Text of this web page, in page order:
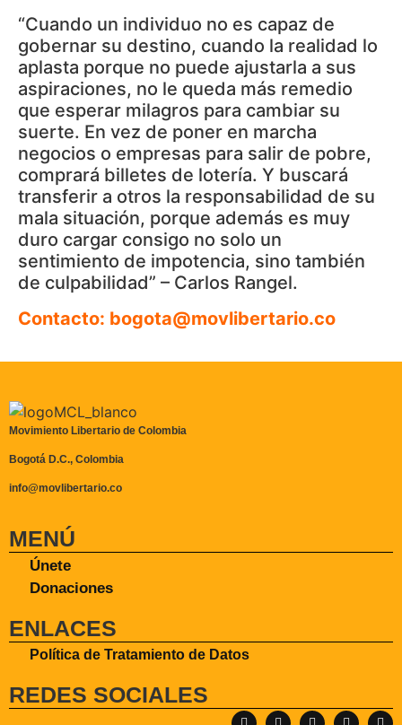
“Cuando un individuo no es capaz de
gobernar su destino, cuando la realidad lo
aplasta porque no puede ajustarla a sus
aspiraciones, no le queda más remedio
que esperar milagros para cambiar su
suerte. En vez de poner en marcha
negocios o empresas para salir de pobre,
comprará billetes de lotería. Y buscará
transferir a otros la responsabilidad de su
mala situación, porque además es muy
duro cargar consigo no solo un
sentimiento de impotencia, sino también
de culpabilidad” – Carlos Rangel.
Contacto: bogota@movlibertario.co
Movimiento Libertario de Colombia
Bogotá D.C., Colombia
info@movlibertario.co
MENÚ
Únete
Donaciones
ENLACES
Política de Tratamiento de Datos
REDES SOCIALES